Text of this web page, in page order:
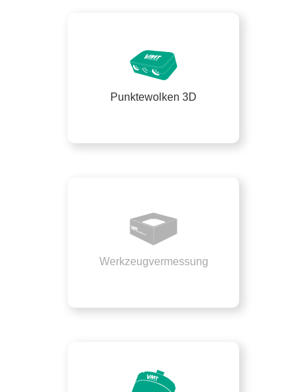
Punktewolken 3D
Werkzeugvermessung